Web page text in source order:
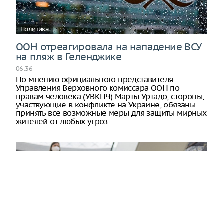
Политика
ООН отреагировала на нападение ВСУ
на пляж в Геленджике
06:36
По мнению официального представителя
Управления Верховного комиссара ООН по
правам человека (УВКПЧ) Марты Уртадо, стороны,
участвующие в конфликте на Украине, обязаны
принять все возможные меры для защиты мирных
жителей от любых угроз.